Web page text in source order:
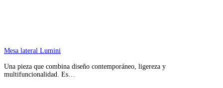
Mesa lateral Lumini
Una pieza que combina diseño contemporáneo, ligereza y
multifuncionalidad. Es…